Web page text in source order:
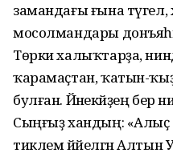
замандағы ғына түгел,
мосолмандары донъяһы
Төрки халыҡтарҙа,
ҡарамаҫтан, ҡатын-
булған. Йәнекәйҙең
Сыңғыҙ хандың: «Алыҫ
тиклем йәйелгән Алтын